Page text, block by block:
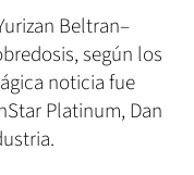
Beltran–
según los
noticia fue
Platinum, Dan